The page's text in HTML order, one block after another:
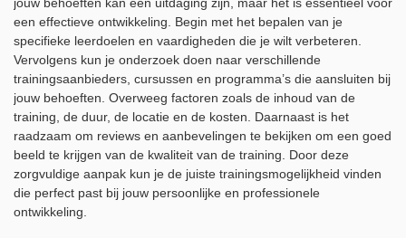
een effectieve ontwikkeling. Begin met het bepalen van je
specifieke leerdoelen en vaardigheden die je wilt verbeteren.
Vervolgens kun je onderzoek doen naar verschillende
trainingsaanbieders, cursussen en programma’s die aansluiten bij
jouw behoeften. Overweeg factoren zoals de inhoud van de
training, de duur, de locatie en de kosten. Daarnaast is het
raadzaam om reviews en aanbevelingen te bekijken om een goed
beeld te krijgen van de kwaliteit van de training. Door deze
zorgvuldige aanpak kun je de juiste trainingsmogelijkheid vinden
die perfect past bij jouw persoonlijke en professionele
ontwikkeling.